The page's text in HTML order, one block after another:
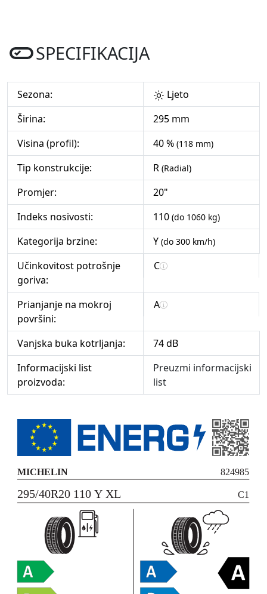
SPECIFIKACIJA
Sezona:
Ljeto
Širina:
295 mm
Visina (profil):
40 % (118 mm)
Tip konstrukcije: R (Radial)
Promjer:
20"
Indeks nosivosti:
110 (do 1060 kg)
Kategorija brzine: Y (do 300 km/h)
Učinkovitost potrošnje
goriva:
C
Prianjanje na mokroj
površini:
A
Vanjska buka kotrljanja:
74 dB
Informacijski list
proizvoda:
Preuzmi informacijski
list